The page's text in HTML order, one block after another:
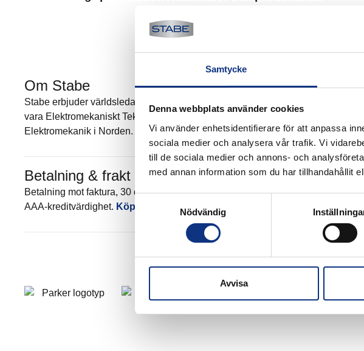
Samtycke
Denna webbplats använder cookies
Vi använder enhetsidentifierare för att anpassa
sociala medier och analysera vår trafik. Vi
till de sociala medier och annons- och
med annan information som du har tillhandahållit
Nödvändig
Avvisa
Om Stabe
Stabe erbjuder världsledande elektromekanik och pneumatik för
vara Elektromekaniskt Teknisk Center (EMTC) för Parker Hannifin och
Elektromekanik i Norden. Mer om Stabe
Betalning & frakt
Betalning mot faktura, 30 dagar. Fraktkostnad tillkommer. Alla priser visas i
AAA-kreditvärdighet. Köpvillkor